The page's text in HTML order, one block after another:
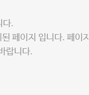
다.
페이지 입니다. 페이지
랍니다.